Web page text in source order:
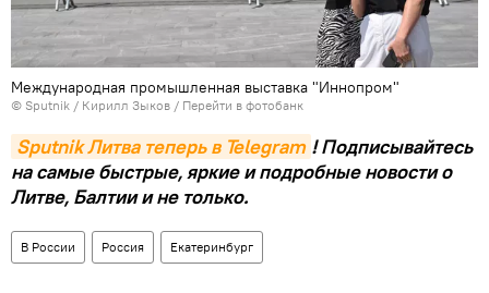
Международная промышленная выставка "Иннопром"
© Sputnik / Кирилл Зыков / Перейти в фотобанк
Sputnik Литва теперь в Telegram ! Подписывайтесь
на самые быстрые, яркие и подробные новости о
Литве, Балтии и не только.
В России Россия Екатеринбург